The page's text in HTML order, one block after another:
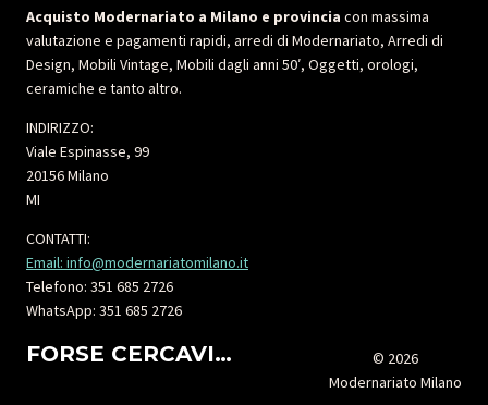
Acquisto Modernariato a Milano e provincia con massima
valutazione e pagamenti rapidi, arredi di Modernariato, Arredi di
Design, Mobili Vintage, Mobili dagli anni 50′, Oggetti, orologi,
ceramiche e tanto altro.
INDIRIZZO:
Viale Espinasse, 99
20156 Milano
MI
CONTATTI:
Email: info@modernariatomilano.it
Telefono: 351 685 2726
WhatsApp: 351 685 2726
FORSE CERCAVI…
© 2026
Modernariato Milano